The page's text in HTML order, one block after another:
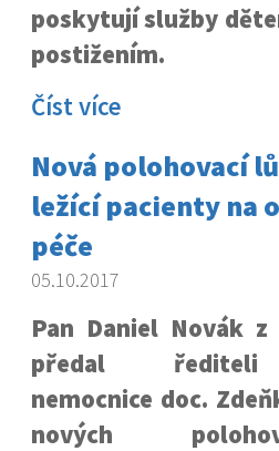
poskytují služby
postižením.
Číst více
Nová polohovací
ležící pacienty na
péče
05.10.2017
Pan Daniel Novák z
předal řediteli
nemocnice doc.
nových